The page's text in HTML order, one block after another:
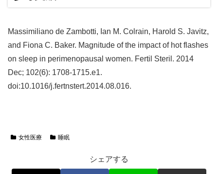
Massimiliano de Zambotti, Ian M. Colrain, Harold S. Javitz,
and Fiona C. Baker. Magnitude of the impact of hot flashes
on sleep in perimenopausal women. Fertil Steril. 2014
Dec; 102(6): 1708-1715.e1.
doi:10.1016/j.fertnstert.2014.08.016.
女性医療 睡眠
シェアする